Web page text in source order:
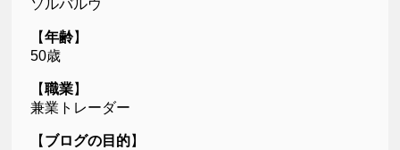
ソルバルウ
【年齢】
50歳
【職業】
兼業トレーダー
【 ブログの目的】